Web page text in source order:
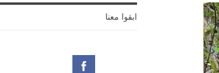
ابقوا معنا